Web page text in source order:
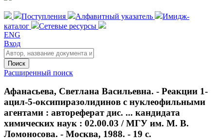
Поступления Алфавитный указатель
Имидж-
каталог
Сетевые ресурсы
ENG
Вход
Поиск
Расширенный поиск
Афанасьева, Светлана Васильевна. - Реакции 1-
ацил-5-оксипиразолидинов с нуклеофильными
агентами : автореферат дис. ... кандидата
химических наук : 02.00.03 / МГУ им. М. В.
Ломоносова. - Москва, 1988. - 19 с.